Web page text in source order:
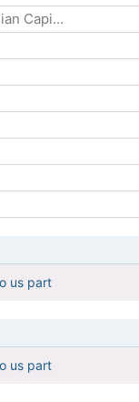
Capi...
us part
us part